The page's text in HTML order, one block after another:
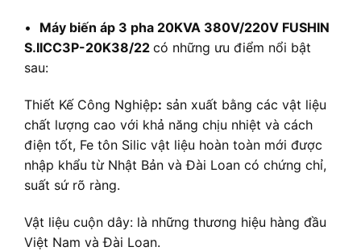
• Máy biến áp 3 pha 20KVA 380V/220V FUSHIN
S.IICC3P-20K38/22 có những ưu điểm nổi bật
sau:
Thiết Kế Công Nghiệp: sản xuất bằng các vật liệu
chất lượng cao với khả năng chịu nhiệt và cách
điện tốt, Fe tôn Silic vật liệu hoàn toàn mới được
nhập khẩu từ Nhật Bản và Đài Loan có chứng chỉ,
suất sứ rõ ràng.
Vật liệu cuộn dây: là những thương hiệu hàng đầu
Việt Nam và Đài Loan.